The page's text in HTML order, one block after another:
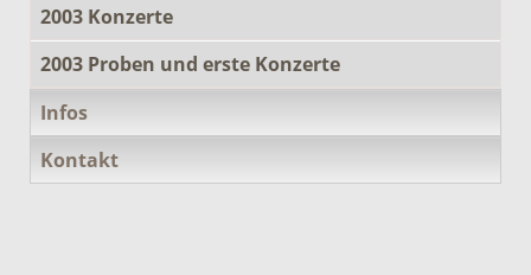
2003 Konzerte
2003 Proben und erste Konzerte
Infos
Kontakt